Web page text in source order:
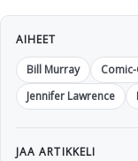
AIHEET
Bill Murray
Jennifer Lawrence
JAA ARTIKKELI